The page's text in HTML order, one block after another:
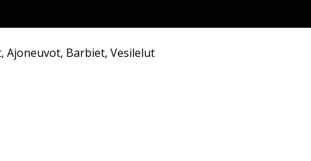
, Ajoneuvot, Barbiet, Vesilelut